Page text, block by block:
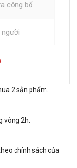
công bố
người
lít
lít
2 sản phẩm.
vòng 2h.
chính sách của